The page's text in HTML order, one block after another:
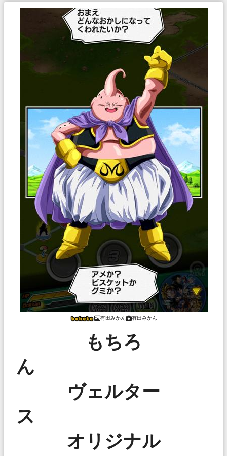
有田みかん 有田みかん
もちろ
ヴェルター
オリジナル